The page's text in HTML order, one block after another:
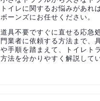
トイレに関するお悩みがあれ
ボーンズにお任せください。
道具不要ですぐに直せる応急
門業者に依頼する方法まで、
や手順を踏まえて、トイレト
方法を分かりやすく解説して